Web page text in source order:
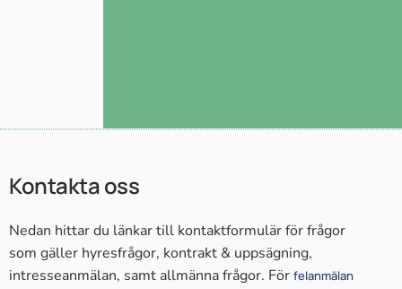
Kontakta oss
Nedan hittar du länkar till kontaktformulär för frågor
som gäller hyresfrågor, kontrakt & uppsägning,
intresseanmälan, samt allmänna frågor. För felanmälan